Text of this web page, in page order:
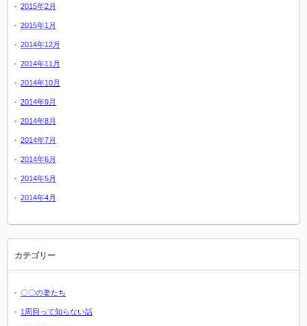
2015年2月
2015年1月
2014年12月
2014年11月
2014年10月
2014年9月
2014年8月
2014年7月
2014年6月
2014年5月
2014年4月
カテゴリー
〇〇の妻たち
1周回って知らない話